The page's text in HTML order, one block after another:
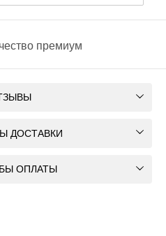
премиум
ДОСТАВКИ
ОПЛАТЫ